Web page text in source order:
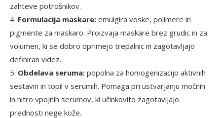
zahteve potrošnikov.
4. Formulacija maskare: emulgira voske, polimere in
pigmente za maskaro. Proizvaja maskare brez grudic in za
volumen, ki se dobro oprimejo trepalnic in zagotavljajo
definiran videz.
5. Obdelava seruma: popolna za homogenizacijo aktivnih
sestavin in topil v serumih. Pomaga pri ustvarjanju močnih
in hitro vpojnih serumov, ki učinkovito zagotavljajo
prednosti nege kože.